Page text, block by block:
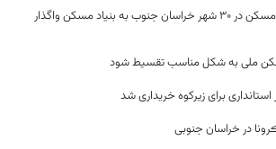
اجرای طرح نهضت ملی مسکن در 30 شهر خراسان جنوب به بنیاد مسکن واگذار
ملی به شکل مناسب تقسیط شود
استانداری برای زیرکوه خریداری شد
در خراسان جنوبی